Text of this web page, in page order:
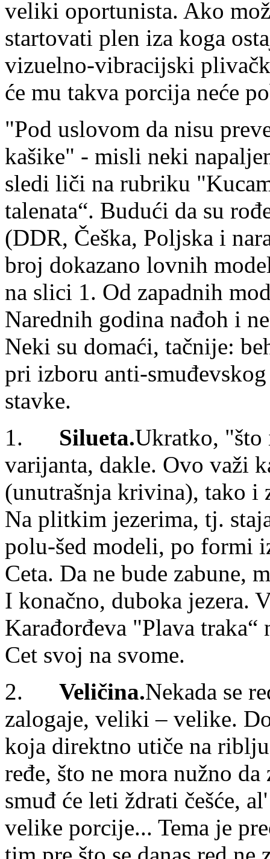
veliki oportunista. Ako
startovati plen iza koga
vizuelno-vibracijski
će mu takva porcija neće
"Pod uslovom da nisu
kašike" - misli neki
sledi liči na rubriku
talenata“. Budući da su
(DDR, Češka, Poljska i
broj dokazano lovnih
na slici 1. Od zapadnih
Narednih godina nađoh i
Neki su domaći, tačnije:
pri izboru anti-
stavke.
1. Silueta.Ukratko, "što
varijanta, dakle. Ovo važi
(unutrašnja krivina), tako i
Na plitkim jezerima, tj.
polu-šed modeli, po formi
Ceta. Da ne bude zabune,
I konačno, duboka jezera.
Karađorđeva "Plava
Cet svoj na svome.
2. Veličina.Nekada se
zalogaje, veliki – velike.
koja direktno utiče na
ređe, što ne mora nužno
smuđ će leti ždrati češće,
velike porcije... Tema je